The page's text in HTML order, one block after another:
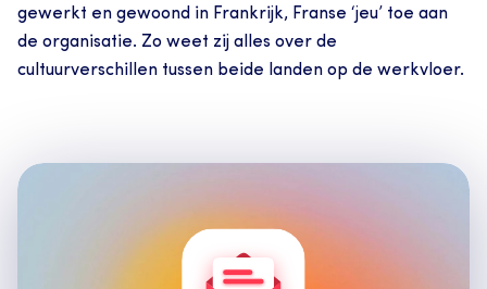
gewerkt en gewoond in Frankrijk, Franse ‘jeu’ toe aan
de organisatie. Zo weet zij alles over de
cultuurverschillen tussen beide landen op de werkvloer.